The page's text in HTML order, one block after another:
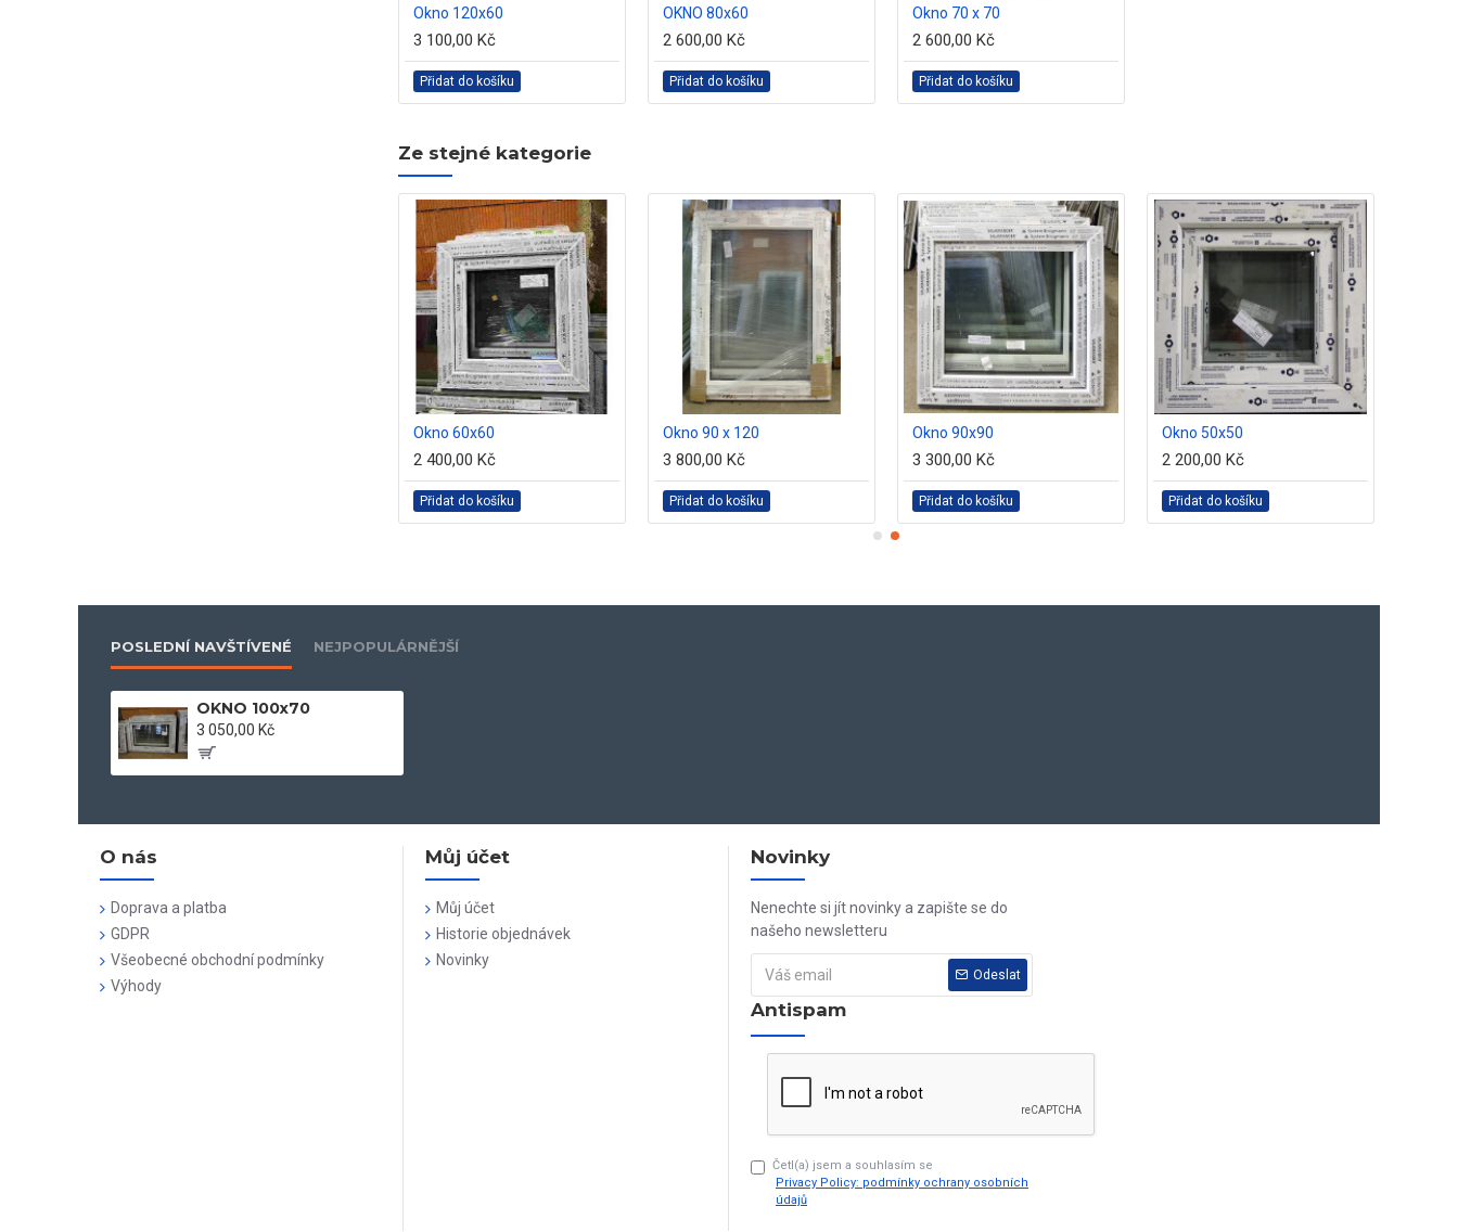
Okno 120x60
3 100,00 Kč
Přidat do košíku
OKNO 80x60
2 600,00 Kč
Přidat do košíku
Okno 70 x 70
2 600,00 Kč
Přidat do košíku
Ze stejné kategorie
Okno 60x60
2 400,00 Kč
Přidat do košíku
Okno 90 x 120
3 800,00 Kč
Přidat do košíku
Okno 90x90
3 300,00 Kč
Přidat do košíku
Okno 50x50
2 200,00 Kč
Přidat do košíku
POSLEDNÍ NAVŠTÍVENÉ NEJPOPULÁRNĚJŠÍ
OKNO 100x70
3 050,00 Kč
O nás
Doprava a platba
GDPR
Všeobecné obchodní podmínky
Výhody
Můj účet
Můj účet
Historie objednávek
Novinky
Novinky
Nenechte si jít novinky a zapište se do
našeho newsletteru
Odeslat
Antispam
Četl(a) jsem a souhlasím se
Privacy Policy: podmínky ochrany osobních
údajů